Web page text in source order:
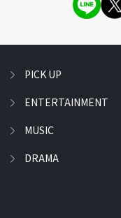
PICK UP
ENTERTAINMENT
MUSIC
DRAMA